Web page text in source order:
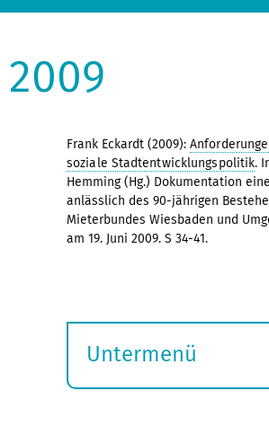
2009
Frank Eckardt (2009):
soziale Stadtentwicklungspolitik.
Hemming (Hg.) Dokumentation
anlässlich des 90-jährigen
Mieterbundes Wiesbaden und
am 19. Juni 2009. S 34-41.
Untermenü